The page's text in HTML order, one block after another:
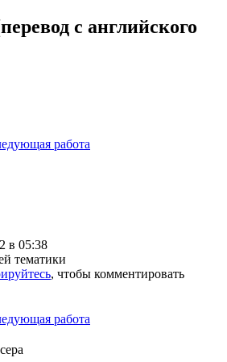
с английского
работа
в 05:38
тематики
, чтобы комментировать
работа